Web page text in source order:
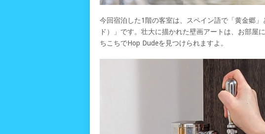
今回宿泊した1階の客室は、スペイン語で「黄金郷
ド）」です。壮大に描かれた壁画アートは、お部屋
ちこちでHop Dudeを見つけられますよ。